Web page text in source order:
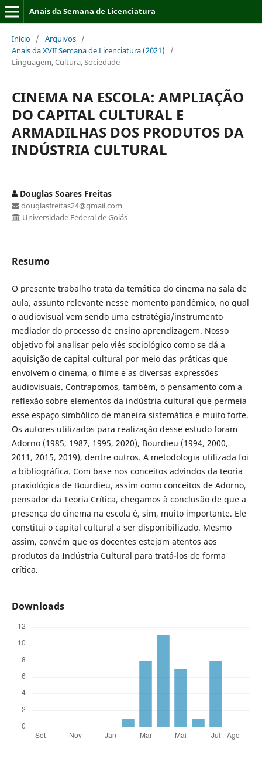
Anais da Semana de Licenciatura
Início / Arquivos /
Anais da XVII Semana de Licenciatura (2021)
/
Linguagem, Cultura, Sociedade
CINEMA NA ESCOLA: AMPLIAÇÃO
DO CAPITAL CULTURAL E
ARMADILHAS DOS PRODUTOS DA
INDÚSTRIA CULTURAL
Douglas Soares Freitas
douglasfreitas24@gmail.com
Universidade Federal de Goiás
Resumo
O presente trabalho trata da temática do cinema na sala de
aula, assunto relevante nesse momento pandêmico, no qual
o audiovisual vem sendo uma estratégia/instrumento
mediador do processo de ensino aprendizagem. Nosso
objetivo foi analisar pelo viés sociológico como se dá a
aquisição de capital cultural por meio das práticas que
envolvem o cinema, o filme e as diversas expressões
audiovisuais. Contrapomos, também, o pensamento com a
reflexão sobre elementos da indústria cultural que permeia
esse espaço simbólico de maneira sistemática e muito forte.
Os autores utilizados para realização desse estudo foram
Adorno (1985, 1987, 1995, 2020), Bourdieu (1994, 2000,
2011, 2015, 2019), dentre outros. A metodologia utilizada foi
a bibliográfica. Com base nos conceitos advindos da teoria
praxiológica de Bourdieu, assim como conceitos de Adorno,
pensador da Teoria Crítica, chegamos à conclusão de que a
presença do cinema na escola é, sim, muito importante. Ele
constitui o capital cultural a ser disponibilizado. Mesmo
assim, convém que os docentes estejam atentos aos
produtos da Indústria Cultural para tratá-los de forma
crítica.
Downloads